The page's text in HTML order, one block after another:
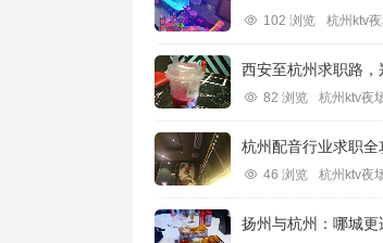
102 浏览 杭州ktv夜场
82 浏览 杭州ktv夜场
46 浏览 杭州ktv夜场